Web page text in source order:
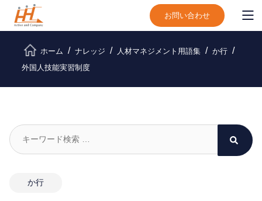
お問い合わせ
ホーム ナレッジ 人材マネジメント用語集
か行
外国人技能実習制度
か行